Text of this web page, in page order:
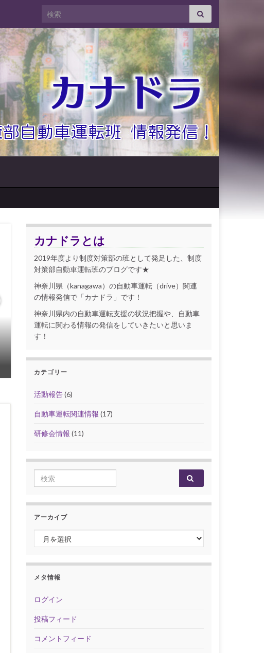
Search for:
カナドラとは
2019年度より制度対策部の班として発足した、制度
対策部自動車運転班のブログです★
神奈川県（kanagawa）の自動車運転（drive）関連
の情報発信で「カナドラ」です！
神奈川県内の自動車運転支援の状況把握や、自動車
運転に関わる情報の発信をしていきたいと思いま
す！
カテゴリー
活動報告(6)
自動車運転関連情報 (17)
研修会情報 (11)
Search for:
アーカイブ
アーカイブ
メタ情報
ログイン
投稿フィード
コメントフィード